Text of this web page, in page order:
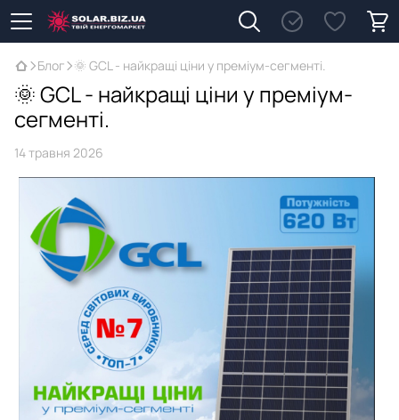
Блог 🌞 GCL - найкращі ціни у преміум-сегменті.
🌞 GCL - найкращі ціни у преміум-
сегменті.
14 травня 2026